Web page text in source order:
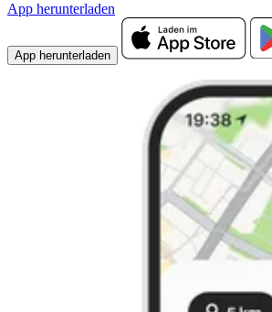
App herunterladen
App herunterladen